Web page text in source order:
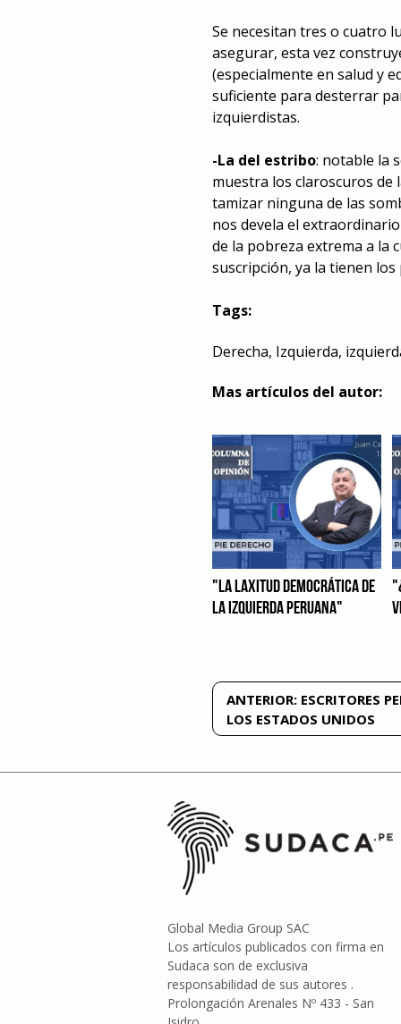
Se necesitan tres o cuatro
asegurar, esta vez
(especialmente en salud y
suficiente para desterrar
izquierdistas.
-La del estribo: notable la
muestra los claroscuros
tamizar ninguna de las
nos devela el
de la pobreza extrema a la
suscripción, ya la tienen
Tags:
Derecha, Izquierda,
Mas artículos del autor:
"LA LAXITUD DEMOCRÁTICA DE
LA IZQUIERDA PERUANA"
Navegación
de
ANTERIOR: ESCRITORES
LOS ESTADOS UNIDOS
Global Media Group SAC
Los artículos publicados con firma en
Sudaca son de exclusiva
responsabilidad de sus autores .
Prolongación Arenales Nº 433 - San